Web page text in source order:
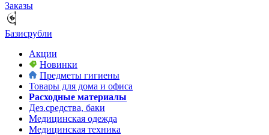
Заказы
Базисрубли
Акции
Новинки
Предметы гигиены
Товары для дома и офиса
Расходные материалы
Дез.средства, баки
Медицинская одежда
Медицинская техника